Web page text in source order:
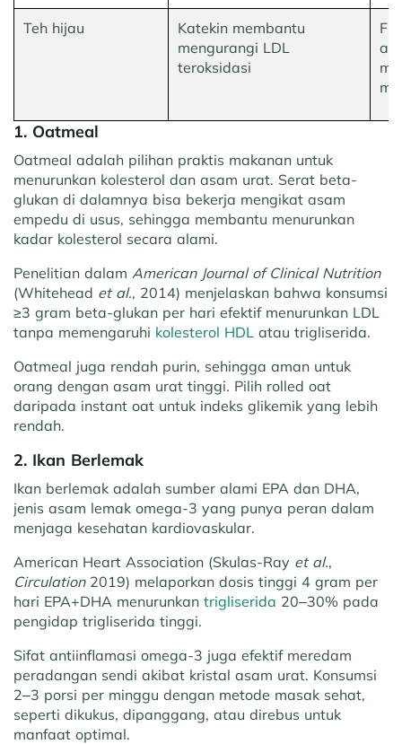
Teh hijau
Katekin membantu
mengurangi LDL
teroksidasi
1. Oatmeal
Oatmeal adalah pilihan praktis makanan untuk
menurunkan kolesterol dan asam urat. Serat beta-
glukan di dalamnya bisa bekerja mengikat asam
empedu di usus, sehingga membantu menurunkan
kadar kolesterol secara alami.
Penelitian dalam American Journal of Clinical Nutrition
(Whitehead et al., 2014) menjelaskan bahwa konsumsi
≥3 gram beta-glukan per hari efektif menurunkan LDL
tanpa memengaruhi kolesterol HDL atau trigliserida.
Oatmeal juga rendah purin, sehingga aman untuk
orang dengan asam urat tinggi. Pilih rolled oat
daripada instant oat untuk indeks glikemik yang lebih
rendah.
2. Ikan Berlemak
Ikan berlemak adalah sumber alami EPA dan DHA,
jenis asam lemak omega-3 yang punya peran dalam
menjaga kesehatan kardiovaskular.
American Heart Association (Skulas-Ray et al.,
Circulation2019) melaporkan dosis tinggi 4 gram per
hari EPA+DHA menurunkan trigliserida 20–30% pada
pengidap trigliserida tinggi.
Sifat antiinflamasi omega-3 juga efektif meredam
peradangan sendi akibat kristal asam urat. Konsumsi
2–3 porsi per minggu dengan metode masak sehat,
seperti dikukus, dipanggang, atau direbus untuk
manfaat optimal.